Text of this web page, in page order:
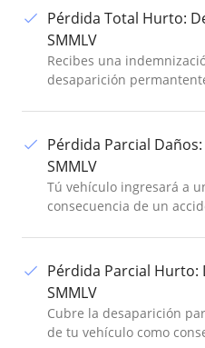
Pérdida Total Hurto:
SMMLV
Recibes una
desaparición
Pérdida Parcial Daños:
SMMLV
Tú vehículo ingresará a
consecuencia de un
Pérdida Parcial Hurto:
SMMLV
Cubre la desaparición
de tu vehículo como